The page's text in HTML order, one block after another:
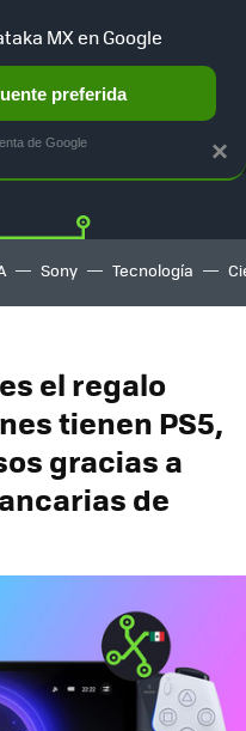
MERCADO LIBRE
Sony Tecnología
el regalo
tienen PS5,
gracias a
de
×
MX en Google
preferida
de Google